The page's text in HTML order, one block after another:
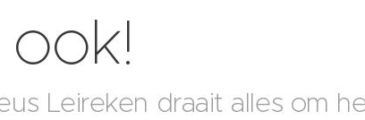
Leireken draait alles om